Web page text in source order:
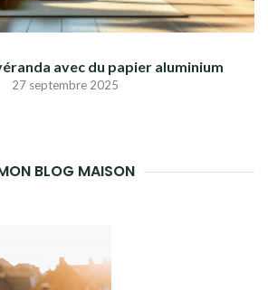
avec du papier aluminium
27 septembre 2025
BLOG MAISON